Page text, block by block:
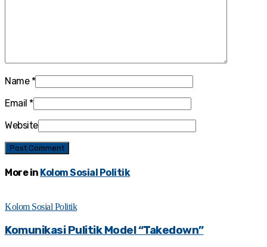
Name *
Email *
Website
More in Kolom Sosial Politik
Kolom Sosial Politik
Komunikasi Pulitik Model “Takedown”